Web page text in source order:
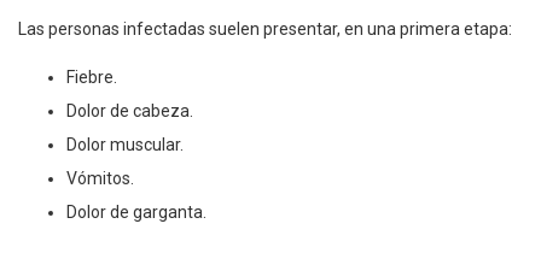
Las personas infectadas suelen presentar, en una primera etapa:
Fiebre.
Dolor de cabeza.
Dolor muscular.
Vómitos.
Dolor de garganta.